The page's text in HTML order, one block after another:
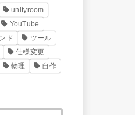
unityroom
YouTube
ド
ツール
仕様変更
物理
自作